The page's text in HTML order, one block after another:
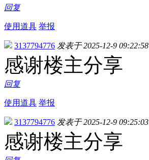
回复
使用道具 举报
3137794776 发表于 2025-12-9 09:22:58
感谢楼主分享
回复
使用道具 举报
3137794776 发表于 2025-12-9 09:25:03
感谢楼主分享